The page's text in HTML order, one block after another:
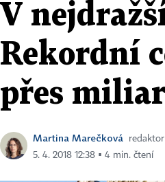
V
Rekordní
přes
Martina Marečková
5. 4. 2018 12:38 ▪ 4 min. čtení